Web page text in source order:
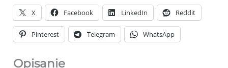
X Facebook LinkedIn Reddit
Pinterest Telegram WhatsApp
Opisanie